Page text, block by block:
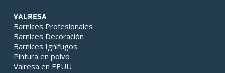
VALRESA
Barnices Profesionales
Barnices Decoración
Barnices Ignífugos
Pintura en polvo
Valresa en EEUU